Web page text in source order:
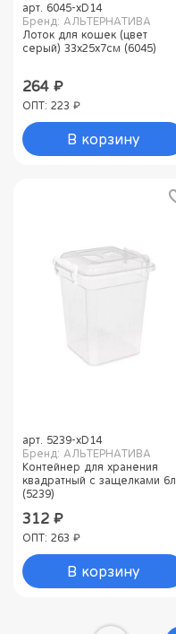
арт. 6045-xD14
Бренд: АЛЬТЕРНАТИВА
Лоток для кошек (цвет
серый) 33х25х7см (6045)
264 ₽
ОПТ: 223 ₽
В корзину
арт. 5239-xD14
Бренд: АЛЬТЕРНАТИВА
Контейнер для хранения
квадратный с защелками 6л.
(5239)
312 ₽
ОПТ: 263 ₽
В корзину